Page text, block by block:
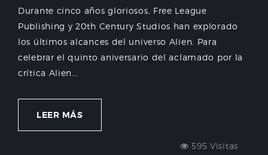
Durante cinco años gloriosos, Free League
Publishing y 20th Century Studios han explorado
los últimos alcances del universo Alien. Para
celebrar el quinto aniversario del aclamado por la
crítica Alien...
LEER MÁS
595 Visitas